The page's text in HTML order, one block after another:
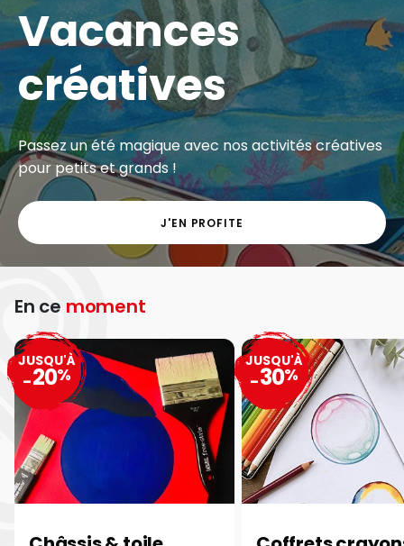
Vacances
créatives
Passez un été magique avec nos activités créatives
pour petits et grands !
J'EN PROFITE
En ce moment
JUSQU'À
-20%
JUSQU'À
-30%